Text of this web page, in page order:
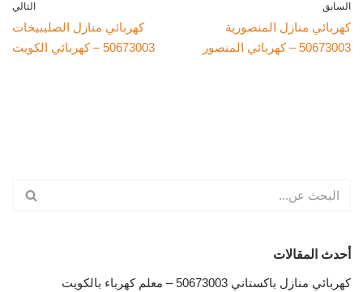
السابق
كهربائي منازل المنصورية
50673003 – كهربائي المنصور
التالي
كهربائي منازل الصليبيخات
50673003 – كهربائي الكويت
أحدث المقالات
كهربائي منازل باكستاني 50673003 – معلم كهرباء بالكويت